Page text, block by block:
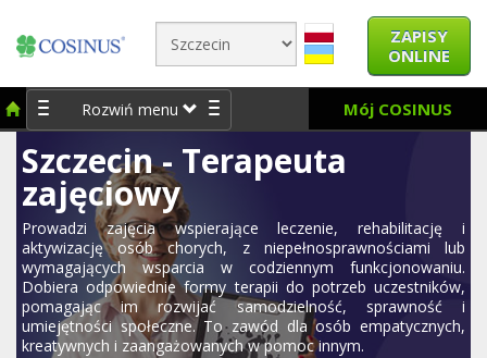
ZAPISY
ONLINE
Rozwiń menu Mój COSINUS
Szczecin - Terapeuta
zajęciowy
Prowadzi zajęcia wspierające leczenie, rehabilitację i
aktywizację osób chorych, z niepełnosprawnościami lub
wymagających wsparcia w codziennym funkcjonowaniu.
Dobiera odpowiednie formy terapii do potrzeb uczestników,
pomagając im rozwijać samodzielność, sprawność i
umiejętności społeczne. To zawód dla osób empatycznych,
kreatywnych i zaangażowanych w pomoc innym.